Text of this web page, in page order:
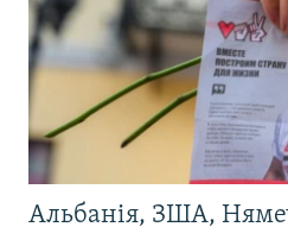
Альбанія, ЗША,